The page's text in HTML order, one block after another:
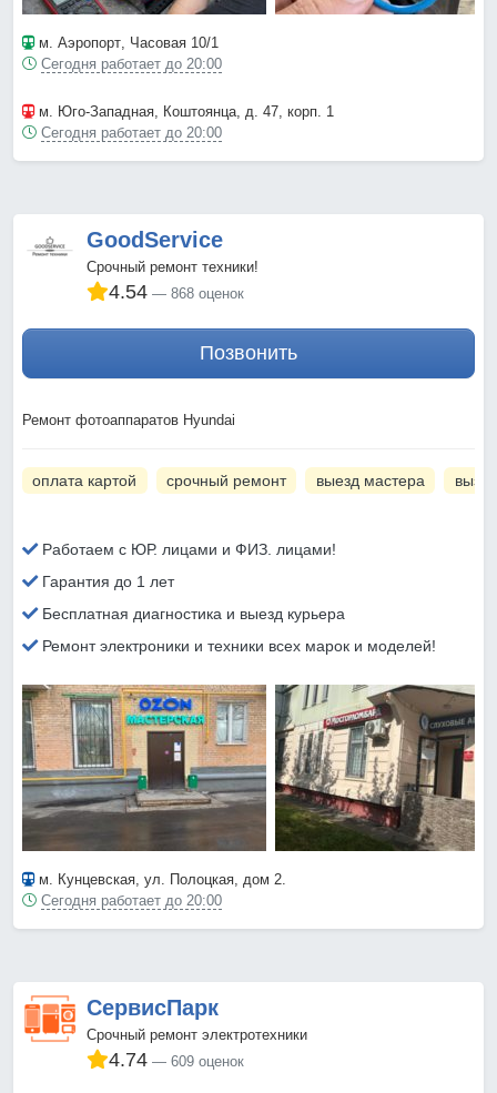
м. Аэропорт, Часовая 10/1
Сегодня работает до 20:00
м. Юго-Западная, Коштоянца, д. 47, корп. 1
Сегодня работает до 20:00
GoodService
Срочный ремонт техники!
4.54 868 оценок
Позвонить
Ремонт фотоаппаратов Hyundai
оплата картой срочный ремонт выезд мастера
Работаем с ЮР. лицами и ФИЗ. лицами!
Гарантия до 1 лет
Бесплатная диагностика и выезд курьера
Ремонт электроники и техники всех марок и моделей!
м. Кунцевская, ул. Полоцкая, дом 2.
Сегодня работает до 20:00
СервисПарк
Срочный ремонт электротехники
4.74 609 оценок